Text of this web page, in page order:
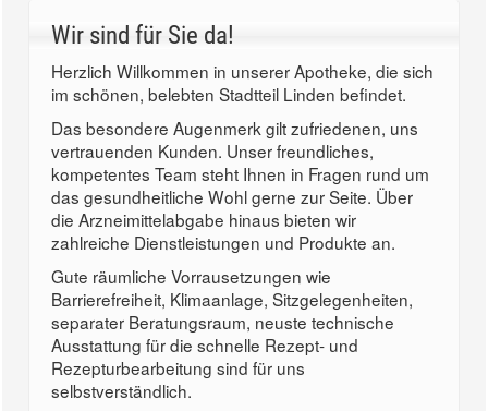
Wir sind für Sie da!
Herzlich Willkommen in unserer Apotheke, die sich
im schönen, belebten Stadtteil Linden befindet.
Das besondere Augenmerk gilt zufriedenen, uns
vertrauenden Kunden. Unser freundliches,
kompetentes Team steht Ihnen in Fragen rund um
das gesundheitliche Wohl gerne zur Seite. Über
die Arzneimittelabgabe hinaus bieten wir
zahlreiche Dienstleistungen und Produkte an.
Gute räumliche Vorrausetzungen wie
Barrierefreiheit, Klimaanlage, Sitzgelegenheiten,
separater Beratungsraum, neuste technische
Ausstattung für die schnelle Rezept- und
Rezepturbearbeitung sind für uns
selbstverständlich.